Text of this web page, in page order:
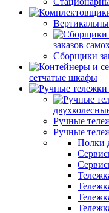
заказов
Сборщики
сетчатые шкафы
Ручные
Ручные
Полки